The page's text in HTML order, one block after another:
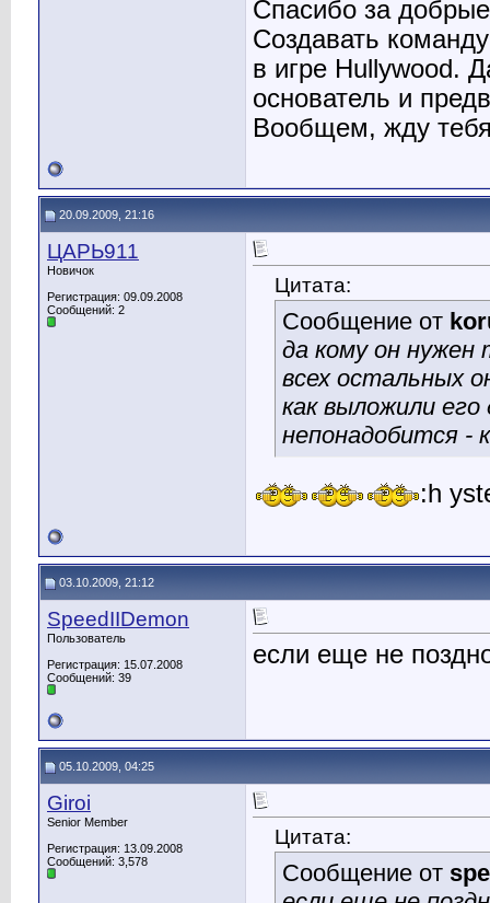
Спасибо за
Создавать
в игре Hullywood.
основатель и
Вообщем, жду
20.09.2009, 21:16
ЦАРЬ911
Новичок
Регистрация: 09.09.2008
Сообщений: 2
Цитата:
Сообщение от
да кому он нужен
всех остальных
как выложили
непонадобится -
:h
03.10.2009, 21:12
SpeedIIDemon
Пользователь
Регистрация: 15.07.2008
Сообщений: 39
если еще не
05.10.2009, 04:25
Giroi
Senior Member
Регистрация: 13.09.2008
Сообщений: 3,578
Цитата:
Сообщение от